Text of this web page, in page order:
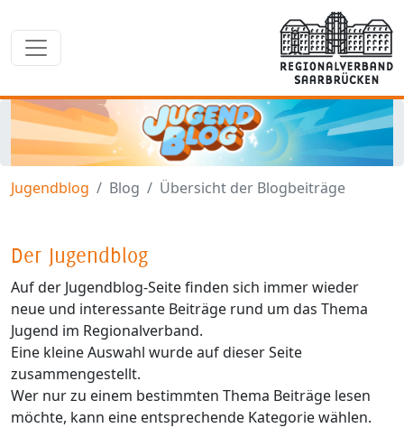
Jugendblog Blog Übersicht der Blogbeiträge
Der Jugendblog
Auf der Jugendblog-Seite finden sich immer wieder
neue und interessante Beiträge rund um das Thema
Jugend im Regionalverband.
Eine kleine Auswahl wurde auf dieser Seite
zusammengestellt.
Wer nur zu einem bestimmten Thema Beiträge lesen
möchte, kann eine entsprechende Kategorie wählen.